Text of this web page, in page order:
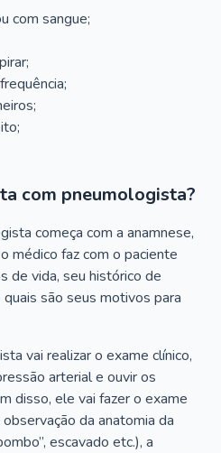
com sangue;
com pneumologista?
começa com a anamnese,
médico faz com o paciente
de vida, seu histórico de
são seus motivos para
vai realizar o exame clínico,
arterial e ouvir os
disso, ele vai fazer o exame
da anatomia da
escavado etc.), a